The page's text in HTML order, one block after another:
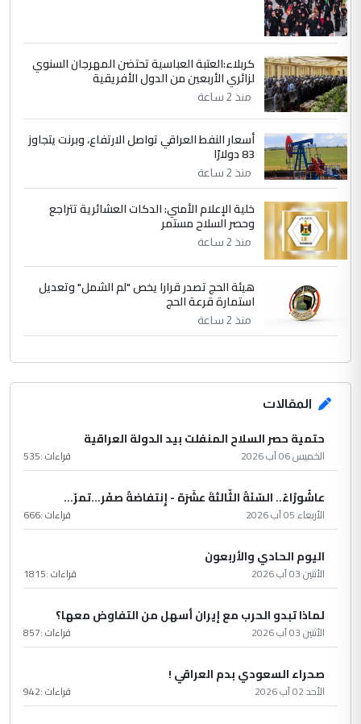
ابا فرات ...
الموضوع :الجواهري يرد على صدام حسين سل
مضجعيك يابن الزنا (نص كامل)
كربلاء:العتبة العباسية تحتضن المهرجان السنوي
لزائري الأربعين من الدول الأفريقية
منذ 2 ساعة
أسعار النفط العراقي تواصل الارتفاع، وبرنت يتجاوز
83 دولارًا
منذ 2 ساعة
خلية الإعلام الأمني: الدكات العشائرية تتراجع
وحصر السلاح مستمر
منذ 2 ساعة
هيئة الحج تصدر قرارا يخص "لم الشمل" وتعديل
استمارة قرعة الحج
منذ 2 ساعة
المقالات
حتمية حصر السلاح المنفلت بيد الدولة العراقية
الخميس 06 آب 2026 قراءات :535
عاشُورْاءُ.. السّنَةُ الثّالثةَ عشَرَة - إِنتفاضةُ صفَر…تمرّ...
الأربعاء 05 آب 2026 قراءات :666
اليوم الحادي والأربعون
الأثنين 03 آب 2026 قراءات :1815
لماذا تبدو الحرب مع إيران أسهل من التفاوض معها؟
الأثنين 03 آب 2026 قراءات :857
صحراء السعودي بدم العراقي !
الأحد 02 آب 2026 قراءات :942